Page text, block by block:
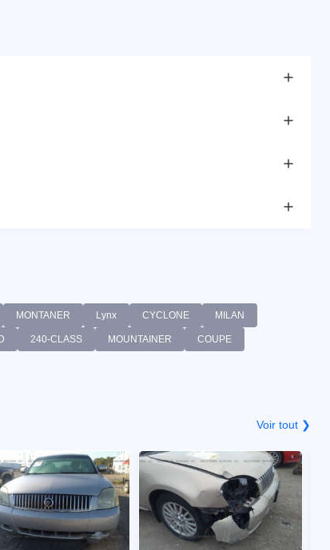
MONTANER Lynx CYCLONE MILAN
240-CLASS MOUNTAINER COUPE
Voir tout ❯